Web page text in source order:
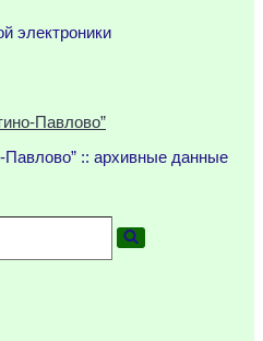
электроники
Павлово”
Павлово” :: архивные данные